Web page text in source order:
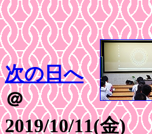
次の日へ
＠
2019/10/11(金)